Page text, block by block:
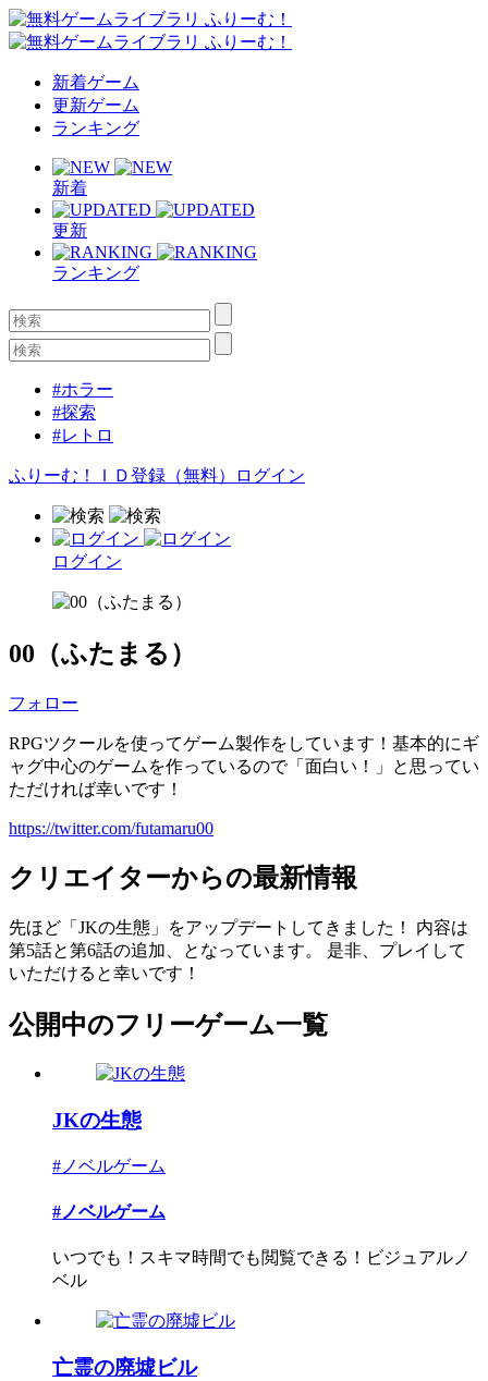
新着ゲーム
更新ゲーム
ランキング
新着
更新
ランキング
#ホラー
#探索
#レトロ
ふりーむ！ＩＤ登録（無料） ログイン
ログイン
00（ふたまる）
フォロー
RPGツクールを使ってゲーム製作をしています！基本的にギ
ャグ中心のゲームを作っているので「面白い！」と思ってい
ただければ幸いです！
https://twitter.com/futamaru00
クリエイターからの最新情報
先ほど「JKの生態」をアップデートしてきました！ 内容は
第5話と第6話の追加、となっています。 是非、プレイして
いただけると幸いです！
公開中のフリーゲーム一覧
JKの生態
#ノベルゲーム
#ノベルゲーム
いつでも！スキマ時間でも閲覧できる！ビジュアルノ
ベル
亡霊の廃墟ビル